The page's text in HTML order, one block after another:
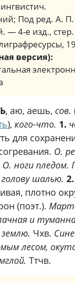
Под ред. А. П.
— 4-е изд.,
версия):
, аю, аешь, сов.
), кого-что. 1.
для
О.
О. ноги пледом.
шалью. 2.
плотно
(поэт.).
и
Чхв.
лесом,
Ттчв.